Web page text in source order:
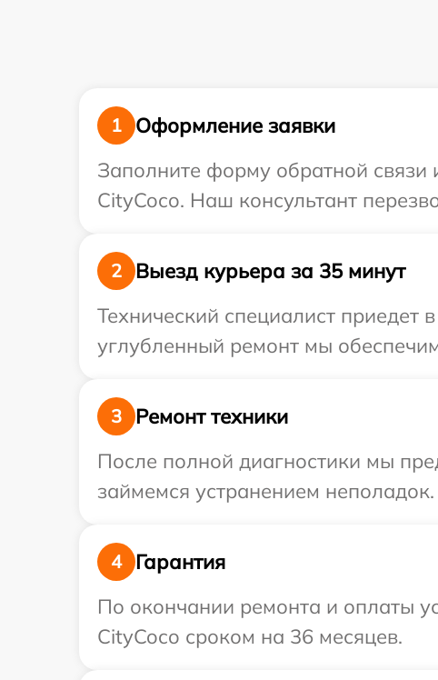
1
Оформление заявки
Заполните форму обратной связи
CityCoco. Наш консультант
2
Выезд курьера за 35 минут
Технический специалист приедет
углубленный ремонт мы
3
Ремонт техники
После полной диагностики мы
займемся устранением неполадок.
4
Гарантия
По окончании ремонта и оплаты
CityCoco сроком на 36 месяцев.